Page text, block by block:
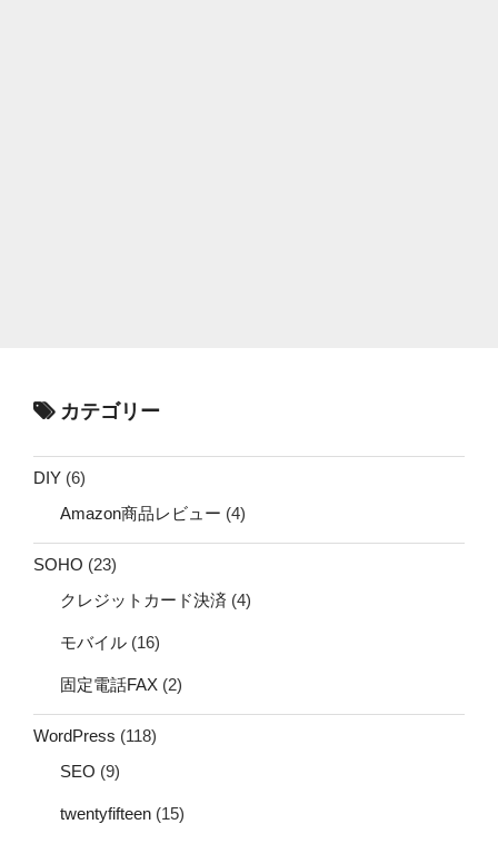
カテゴリー
DIY (6)
Amazon商品レビュー (4)
SOHO (23)
クレジットカード決済 (4)
モバイル (16)
固定電話FAX (2)
WordPress (118)
SEO (9)
twentyfifteen (15)